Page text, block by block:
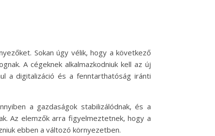
Sokan úgy vélik, hogy a következő
A cégeknek alkalmazkodniuk kell az új
a digitalizáció és a fenntarthatóság iránti
a gazdaságok stabilizálódnak, és a
Az elemzők arra figyelmeztetnek, hogy a
ebben a változó környezetben.